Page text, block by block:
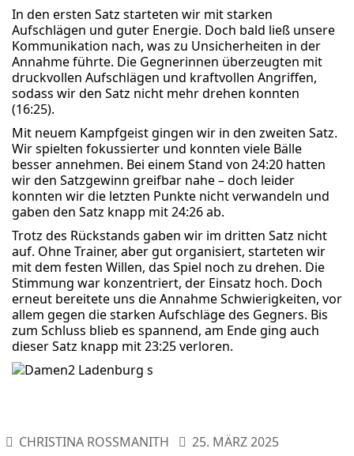
In den ersten Satz starteten wir mit starken
Aufschlägen und guter Energie. Doch bald ließ unsere
Kommunikation nach, was zu Unsicherheiten in der
Annahme führte. Die Gegnerinnen überzeugten mit
druckvollen Aufschlägen und kraftvollen Angriffen,
sodass wir den Satz nicht mehr drehen konnten
(16:25).
Mit neuem Kampfgeist gingen wir in den zweiten Satz.
Wir spielten fokussierter und konnten viele Bälle
besser annehmen. Bei einem Stand von 24:20 hatten
wir den Satzgewinn greifbar nahe – doch leider
konnten wir die letzten Punkte nicht verwandeln und
gaben den Satz knapp mit 24:26 ab.
Trotz des Rückstands gaben wir im dritten Satz nicht
auf. Ohne Trainer, aber gut organisiert, starteten wir
mit dem festen Willen, das Spiel noch zu drehen. Die
Stimmung war konzentriert, der Einsatz hoch. Doch
erneut bereitete uns die Annahme Schwierigkeiten, vor
allem gegen die starken Aufschläge des Gegners. Bis
zum Schluss blieb es spannend, am Ende ging auch
dieser Satz knapp mit 23:25 verloren.
CHRISTINA ROSSMANITH 25. MÄRZ 2025